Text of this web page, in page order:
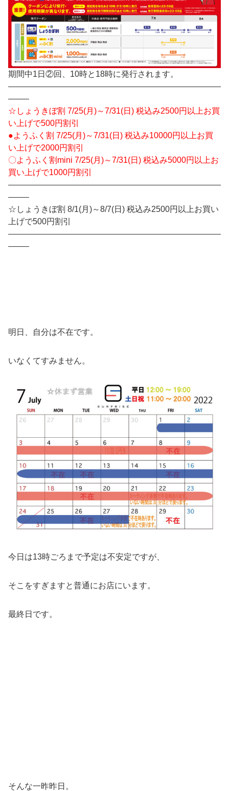
期間中1日②回、10時と18時に発行されます。
——————————————————————————
——–
☆しょうきぼ割 7/25(月)～7/31(日) 税込み2500円以上お買
い上げで500円割引
●ようふく割 7/25(月)～7/31(日) 税込み10000円以上お買
い上げで2000円割引
〇ようふく割mini 7/25(月)～7/31(日) 税込み5000円以上お
買い上げで1000円割引
——————————————————————————
——–
☆しょうきぼ割 8/1(月)～8/7(日) 税込み2500円以上お買い
上げで500円割引
——————————————————————————
——–
明日、自分は不在です。
いなくてすみません。
今日は13時ごろまで予定は不安定ですが、
そこをすぎますと普通にお店にいます。
最終日です。
そんな一昨昨日。